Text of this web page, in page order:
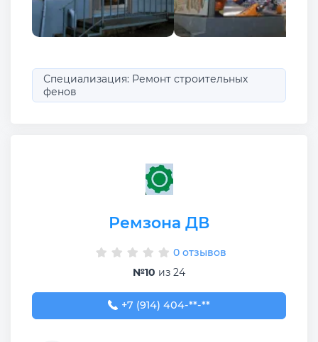
Специализация: Ремонт строительных
фенов
Ремзона ДВ
0 отзывов
№10 из 24
+7 (914) 404-91-04
+7 (914) 404-**-**